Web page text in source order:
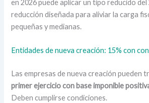
en 2026 puede aplicar un tipo reducido del
reducción diseñada para aliviar la carga
pequeñas y medianas.
Entidades de nueva creación: 15% con
Las empresas de nueva creación pueden
primer ejercicio con base imponible
Deben cumplirse condiciones.